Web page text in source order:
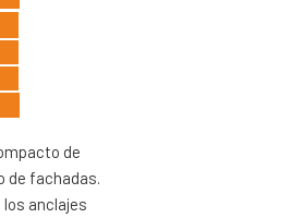
de
de fachadas.
anclajes